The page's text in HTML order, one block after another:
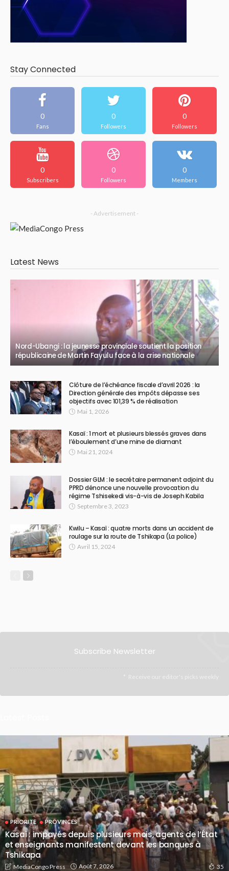
Stay Connected
0
Fans
0
Followers
0
Followers
0
Subscribers
0
Followers
0
Members
- Advertisement -
Latest News
Nord-Ubangi : la jeunesse provinciale soutient la position
républicaine de Martin Fayulu face à la crise nationale
Clôture de l’échéance fiscale d’avril 2026 : la
Direction générale des impôts dépasse ses
objectifs avec 101,39 % de réalisation
Mai 1, 2026
Kasaï : 1 mort et plusieurs blessés graves dans
l’éboulement d’une mine de diamant
Mai 21, 2024
Dossier GLM : le secrétaire permanent adjoint du
PPRD dénonce une nouvelle provocation du
régime Tshisekedi vis-à-vis de Joseph Kabila
Septembre 3, 2023
Kwilu – Kasaï : quatre morts dans un accident de
roulage sur la route de Tshikapa (La police)
Avril 15, 2024
Subscribe Newsletter
Receive our editor's picks weekly
PRIORITE PROVINCES
Kasaï : impayés depuis plusieurs mois, agents de l’État
et enseignants manifestent devant les banques à
Tshikapa
MediaCongo Press Août 7, 2026 35